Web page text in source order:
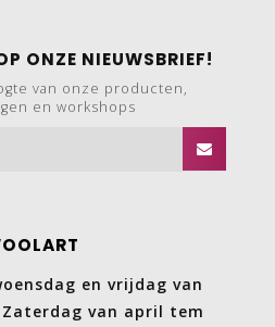
ONZE NIEUWSBRIEF!
van onze producten,
en workshops
en vrijdag van
Zaterdag van april tem